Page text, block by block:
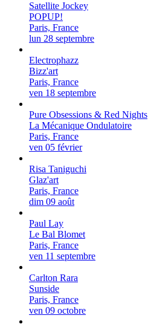
Satellite Jockey
POPUP!
Paris, France
lun 28 septembre
Electrophazz
Bizz'art
Paris, France
ven 18 septembre
Pure Obsessions & Red Nights
La Mécanique Ondulatoire
Paris, France
ven 05 février
Risa Taniguchi
Glaz'art
Paris, France
dim 09 août
Paul Lay
Le Bal Blomet
Paris, France
ven 11 septembre
Carlton Rara
Sunside
Paris, France
ven 09 octobre